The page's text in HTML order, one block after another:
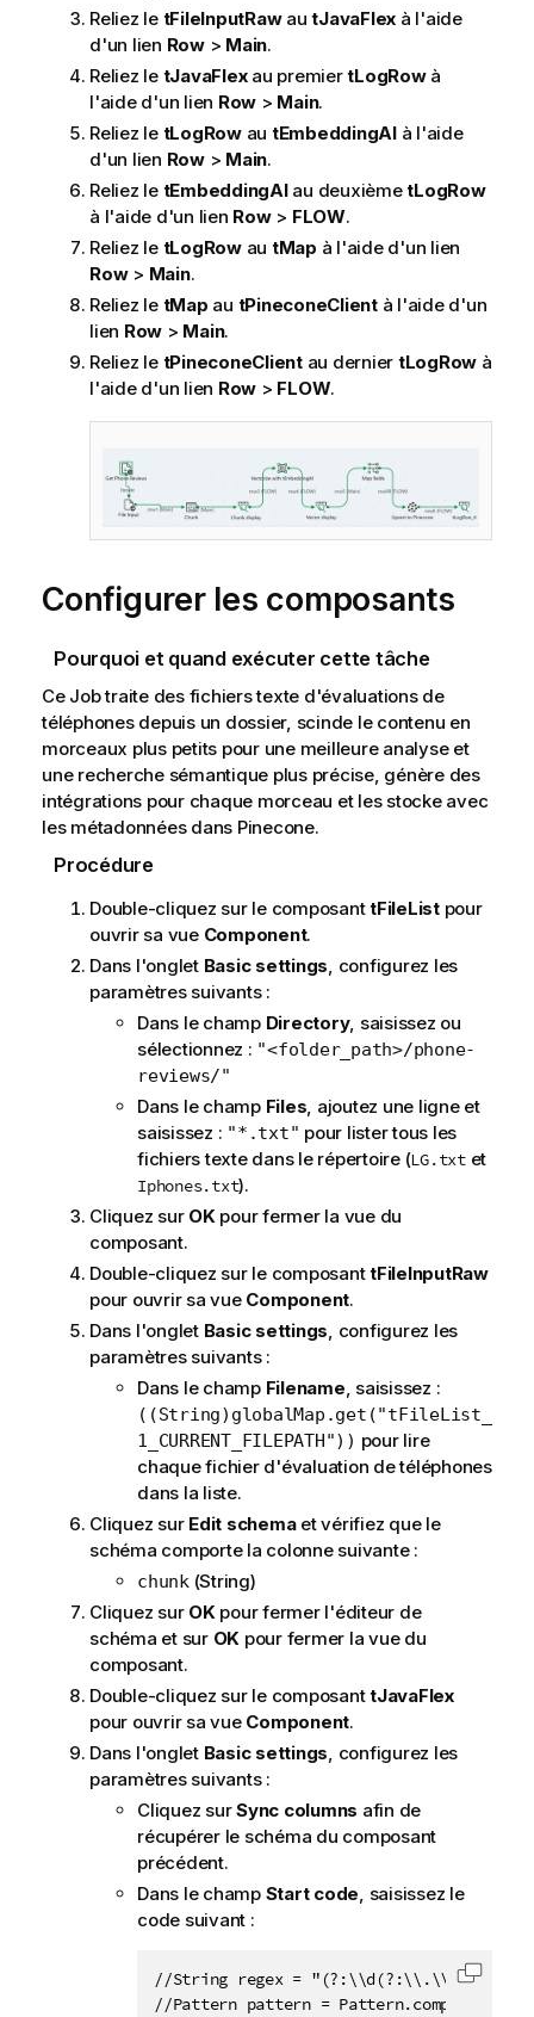
Reliez le tFileInputRawautJavaFlex à l'aide
d'un lien Row> Main.
Reliez le tJavaFlexau premiertLogRowà
l'aide d'un lien Row > Main.
Reliez le tLogRowau tEmbeddingAIà l'aide
d'un lien Row> Main.
Reliez le tEmbeddingAIau deuxièmetLogRow
à l'aide d'un lien Row> FLOW.
Reliez le tLogRowau tMap à l'aide d'un lien
Row> Main.
Reliez le tMap au tPineconeClientà l'aide d'un
lien Row > Main.
Reliez le tPineconeClientau dernier tLogRow à
l'aide d'un lien Row > FLOW.
Configurer les composants
Pourquoi et quand exécuter cette tâche
Ce Job traite des fichiers texte d'évaluations de
téléphones depuis un dossier, scinde le contenu en
morceaux plus petits pour une meilleure analyse et
une recherche sémantique plus précise, génère des
intégrations pour chaque morceau et les stocke avec
les métadonnées dans Pinecone.
Procédure
Double-cliquez sur le composanttFileListpour
ouvrir sa vue Component.
Dans l'onglet Basic settings, configurez les
paramètres suivants :
Dans le champ Directory, saisissez ou
sélectionnez : "<folder_path>/phone-
reviews/"
Dans le champ Files, ajoutez une ligne et
saisissez : "*.txt" pour lister tous les
fichiers texte dans le répertoire (LG.txtet
Iphones.txt).
Cliquez sur OKpour fermer la vue du
composant.
Double-cliquez sur le composanttFileInputRaw
pour ouvrir sa vue Component.
Dans l'onglet Basic settings, configurez les
paramètres suivants :
Dans le champ Filename, saisissez :
((String)globalMap.get("tFileList_
1_CURRENT_FILEPATH")) pour lire
chaque fichier d'évaluation de téléphones
dans la liste.
Cliquez sur Edit schemaet vérifiez que le
schéma comporte la colonne suivante :
chunk(String)
Cliquez sur OKpour fermer l'éditeur de
schéma et sur OK pour fermer la vue du
composant.
Double-cliquez sur le composanttJavaFlex
pour ouvrir sa vue Component.
Dans l'onglet Basic settings, configurez les
paramètres suivants :
Cliquez surSync columns afin de
récupérer le schéma du composant
précédent.
Dans le champ Start code, saisissez le
code suivant :
//String regex = "(?:\\d(?:\\.\\d)?[A-
//Pattern pattern =
Copier